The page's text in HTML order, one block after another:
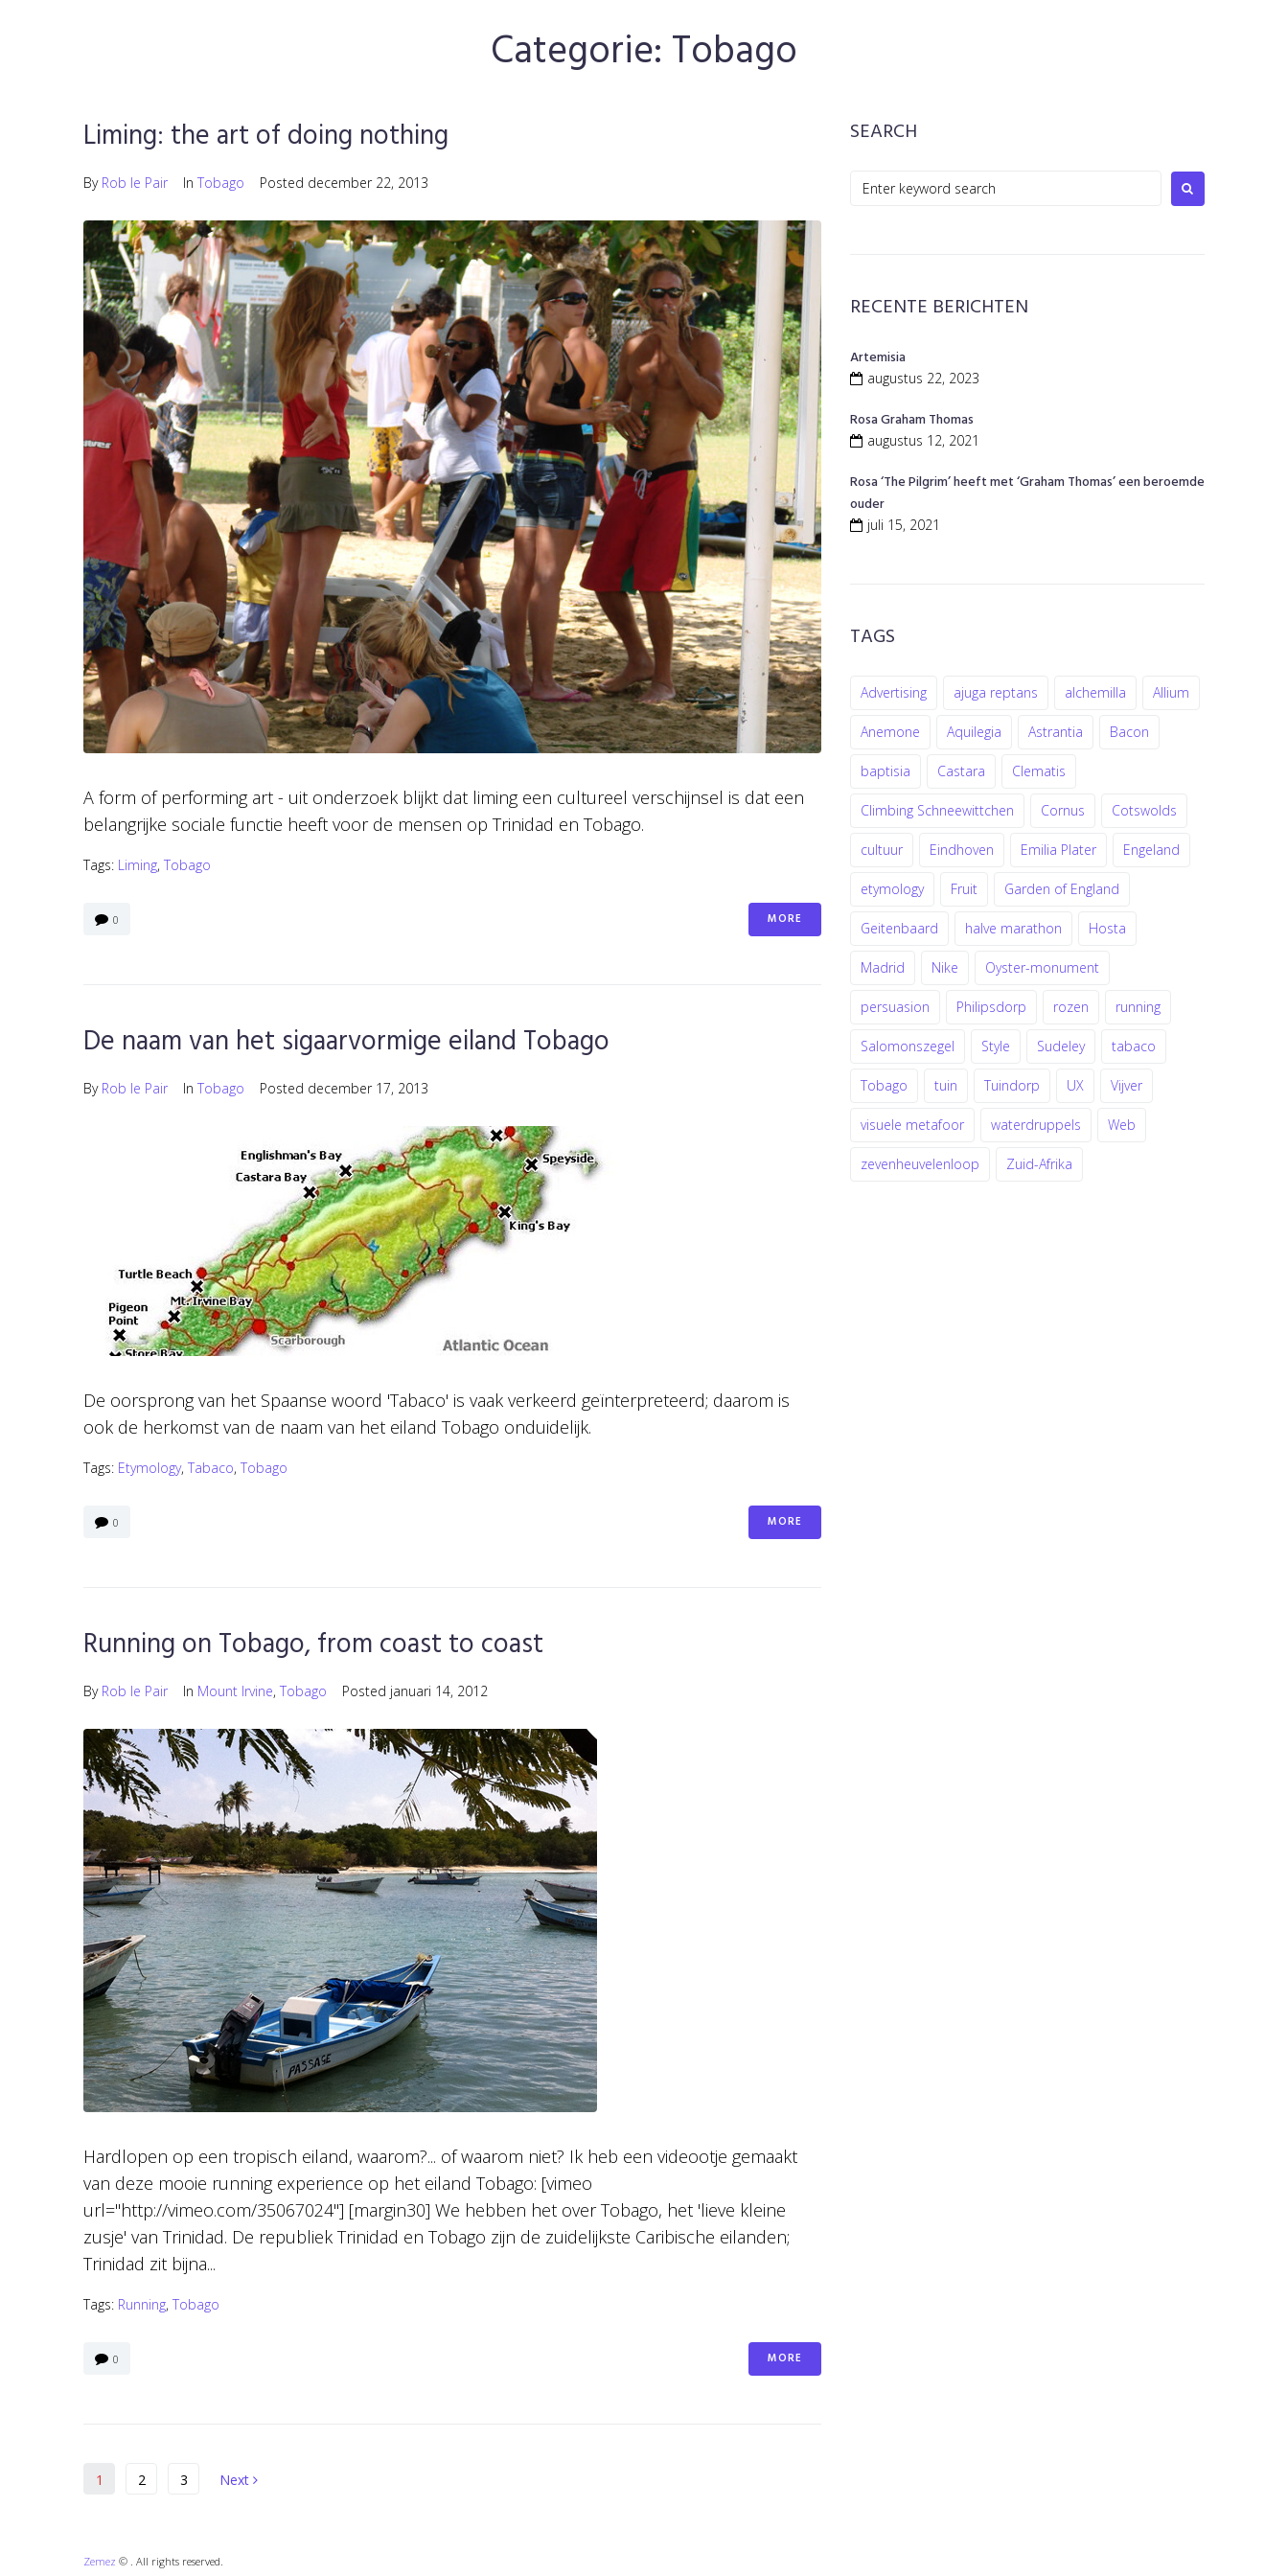
Categorie: Tobago
Liming: the art of doing nothing
By Rob le Pair In Tobago Posted december 22, 2013
A form of performing art - uit onderzoek blijkt dat liming een cultureel verschijnsel is dat een
belangrijke sociale functie heeft voor de mensen op Trinidad en Tobago.
Tags: Liming, Tobago
0 MORE
De naam van het sigaarvormige eiland Tobago
By Rob le Pair In Tobago Posted december 17, 2013
De oorsprong van het Spaanse woord 'Tabaco' is vaak verkeerd geïnterpreteerd; daarom is
ook de herkomst van de naam van het eiland Tobago onduidelijk.
Tags: Etymology, Tabaco, Tobago
0 MORE
Running on Tobago, from coast to coast
By Rob le Pair In Mount Irvine, Tobago Posted januari 14, 2012
Hardlopen op een tropisch eiland, waarom?... of waarom niet? Ik heb een videootje gemaakt
van deze mooie running experience op het eiland Tobago: [vimeo
url="http://vimeo.com/35067024"] [margin30] We hebben het over Tobago, het 'lieve kleine
zusje' van Trinidad. De republiek Trinidad en Tobago zijn de zuidelijkste Caribische eilanden;
Trinidad zit bijna...
Tags: Running, Tobago
0 MORE
Berichten
paginering
1 2 3 Next
Next
SEARCH
Search
RECENTE BERICHTEN
Artemisia
augustus 22, 2023
Rosa Graham Thomas
augustus 12, 2021
Rosa ‘The Pilgrim’ heeft met ‘Graham Thomas’ een beroemde
ouder
juli 15, 2021
TAGS
Advertising ajuga reptans alchemilla Allium
Anemone Aquilegia Astrantia Bacon
baptisia Castara Clematis
Climbing Schneewittchen Cornus Cotswolds
cultuur Eindhoven Emilia Plater Engeland
etymology Fruit Garden of England
Geitenbaard halve marathon Hosta
Madrid Nike Oyster-monument
persuasion Philipsdorp rozen running
Salomonszegel Style Sudeley tabaco
Tobago tuin Tuindorp UX Vijver
visuele metafoor waterdruppels Web
zevenheuvelenloop Zuid-Afrika
Zemez © . All rights reserved.